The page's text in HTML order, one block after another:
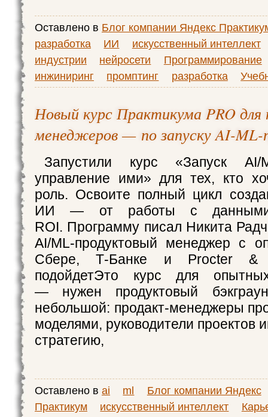
Оставлено в Блог компании Яндекс
разработка
ИИ
искусственный интеллект
индустрии
нейросети
Программирование
инжиниринг
промптинг разработка
Новый курс Практикума PRO для
менеджеров — по запуску AI-ML-
Запустили курс «Запуск AI/
управление ими» для тех, кто
роль. Освоите полный цикл
ИИ — от работы с данными
ROI. Программу писал Никита
AI/ML-продуктовый менеджер с
Сбере, Т-Банке и Procter &
подойдетЭто курс для
— нужен продуктовый
небольшой: продакт-менеджеры
моделями, руководители проектов
стратегию,
Оставлено в ai ml
Блог компании Яндекс
Практикум
искусственный интеллект